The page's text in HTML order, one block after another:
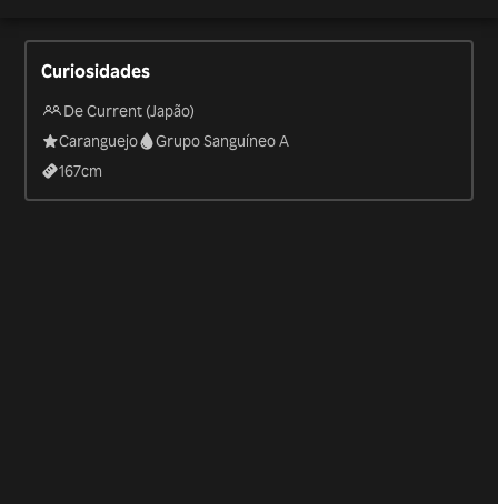
Curiosidades
De Current (Japão)
Caranguejo
Grupo Sanguíneo A
167cm